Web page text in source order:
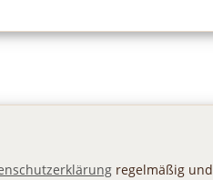
regelmäßig und